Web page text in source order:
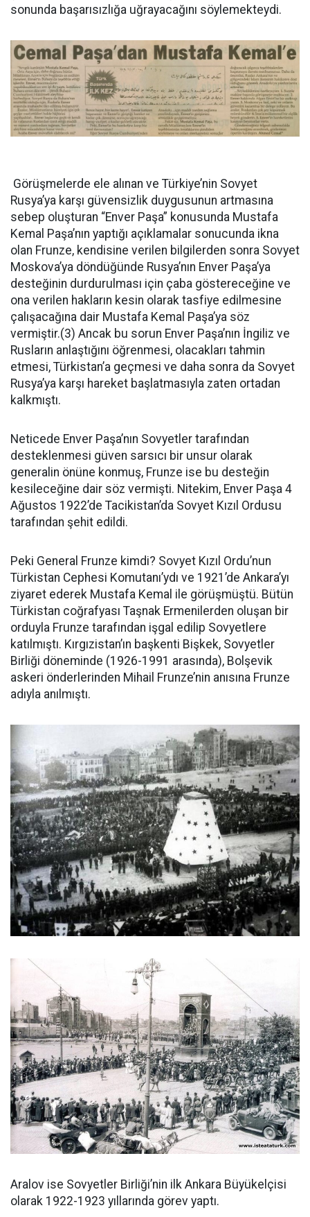
sonunda başarısızlığa uğrayacağını söylemekteydi.
Görüşmelerde ele alınan ve Türkiye’nin Sovyet
Rusya’ya karşı güvensizlik duygusunun artmasına
sebep oluşturan “Enver Paşa” konusunda Mustafa
Kemal Paşa’nın yaptığı açıklamalar sonucunda ikna
olan Frunze, kendisine verilen bilgilerden sonra Sovyet
Moskova’ya döndüğünde Rusya’nın Enver Paşa’ya
desteğinin durdurulması için çaba göstereceğine ve
ona verilen hakların kesin olarak tasfiye edilmesine
çalışacağına dair Mustafa Kemal Paşa’ya söz
vermiştir.(3) Ancak bu sorun Enver Paşa’nın İngiliz ve
Rusların anlaştığını öğrenmesi, olacakları tahmin
etmesi, Türkistan’a geçmesi ve daha sonra da Sovyet
Rusya’ya karşı hareket başlatmasıyla zaten ortadan
kalkmıştı.
Neticede Enver Paşa’nın Sovyetler tarafından
desteklenmesi güven sarsıcı bir unsur olarak
generalin önüne konmuş, Frunze ise bu desteğin
kesileceğine dair söz vermişti. Nitekim, Enver Paşa 4
Ağustos 1922’de Tacikistan’da Sovyet Kızıl Ordusu
tarafından şehit edildi.
Peki General Frunze kimdi? Sovyet Kızıl Ordu’nun
Türkistan Cephesi Komutanı’ydı ve 1921’de Ankara’yı
ziyaret ederek Mustafa Kemal ile görüşmüştü. Bütün
Türkistan coğrafyası Taşnak Ermenilerden oluşan bir
orduyla Frunze tarafından işgal edilip Sovyetlere
katılmıştı. Kırgızistan’ın başkenti Bişkek, Sovyetler
Birliği döneminde (1926-1991 arasında), Bolşevik
askeri önderlerinden Mihail Frunze’nin anısına Frunze
adıyla anılmıştı.
Aralov ise Sovyetler Birliği’nin ilk Ankara Büyükelçisi
olarak 1922-1923 yıllarında görev yaptı.